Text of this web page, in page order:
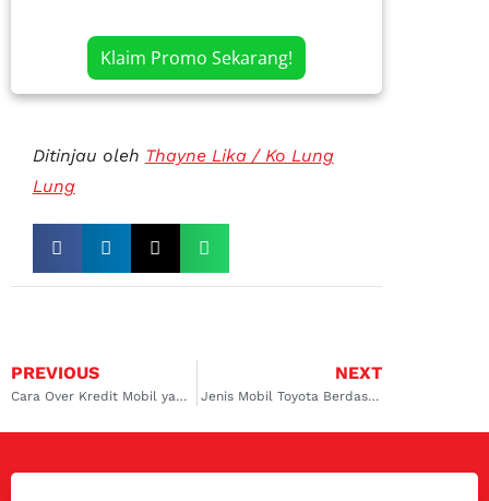
Klaim Promo Sekarang!
Ditinjau oleh Thayne Lika / Ko Lung
Lung
PREVIOUS
Cara Over Kredit Mobil yang Aman, Bebas Kerugian dan Kerusakan!
NEXT
Jenis Mobil Toyota Berdasarkan Tipe Mobil dan Harganya!